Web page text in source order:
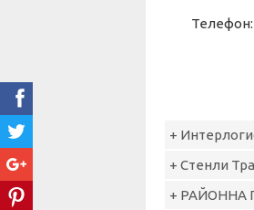
Телефон:
+
+ Стенли
+ РАЙОННА